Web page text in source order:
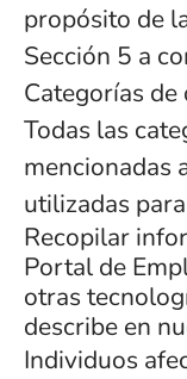
propósito de
Sección 5 a
Categorías
Todas las
mencionadas
utilizadas
Recopilar
Portal de
otras
describe en
Individuos